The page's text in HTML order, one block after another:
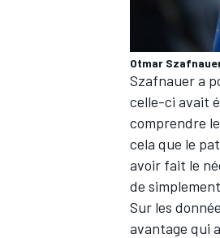
AUTRES
Otmar
Szafnauer a
celle-ci avait
comprendre
cela que le
avoir fait le
de
Sur les
avantage qui